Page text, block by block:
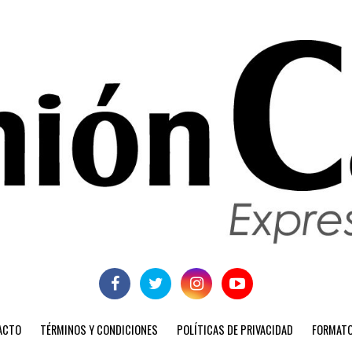
TÉRMINOS Y CONDICIONES POLÍTICAS DE PRIVACIDAD